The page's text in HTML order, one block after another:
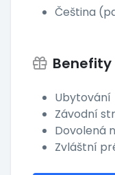
Čeština
Benefity
Ubytování
Závodní
Dovolená
Zvláštní